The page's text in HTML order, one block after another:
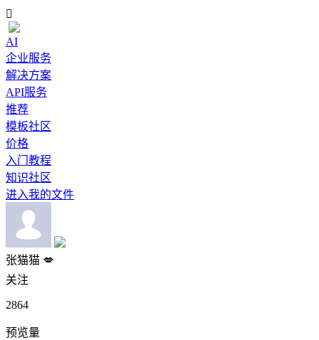

AI
企业服务
解决方案
API服务
推荐
模板社区
价格
入门教程
知识社区
进入我的文件
张猫猫 💋
关注
2864
预览量